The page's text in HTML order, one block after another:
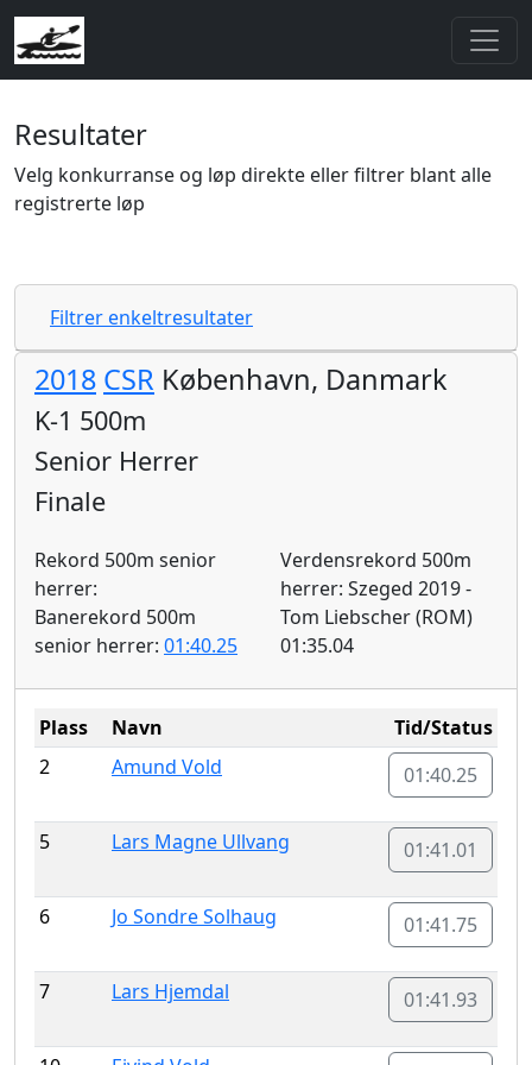
Resultater
Velg konkurranse og løp direkte eller filtrer blant alle
registrerte løp
Filtrer enkeltresultater
2018 CSR København, Danmark
K-1 500m
Senior Herrer
Finale
Rekord 500m senior
herrer:
Banerekord 500m
senior herrer: 01:40.25
Verdensrekord 500m
herrer: Szeged 2019 -
Tom Liebscher (ROM)
01:35.04
Plass Navn
Tid/Status
2
Amund Vold 01:40.25
5 Lars Magne Ullvang 01:41.01
6 Jo Sondre Solhaug 01:41.75
7 Lars Hjemdal 01:41.93